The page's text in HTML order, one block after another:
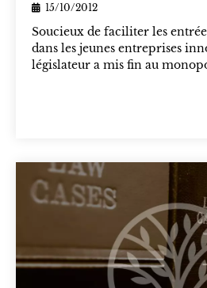
15/10/2012
Soucieux de faciliter les
dans les jeunes entreprises
législateur a mis fin au